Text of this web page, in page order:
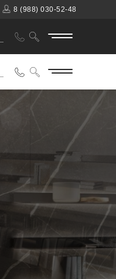
8 (988) 030-52-48